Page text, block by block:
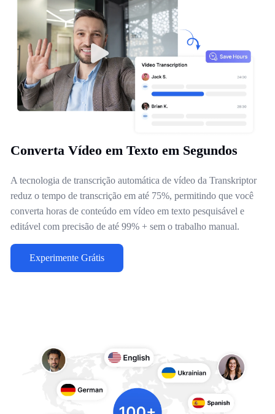
Converta Vídeo em Texto em Segundos
A tecnologia de transcrição automática de vídeo da Transkriptor
reduz o tempo de transcrição em até 75%, permitindo que você
converta horas de conteúdo em vídeo em texto pesquisável e
editável com precisão de até 99% + sem o trabalho manual.
Experimente Grátis